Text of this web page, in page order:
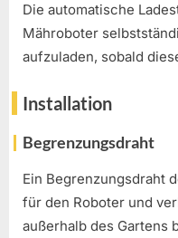
Die automatische
Mähroboter
aufzuladen, sobald
Installation
Begrenzungsdraht
Ein Begrenzungsdraht
für den Roboter und
außerhalb des Gartens